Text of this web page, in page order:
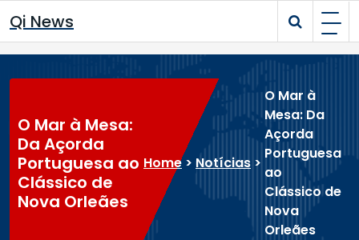
to
content
Qi News
O Mar à Mesa:
Da Açorda
Portuguesa ao
Clássico de
Nova Orleães
Home> Notícias >
O Mar à
Mesa: Da
Açorda
Portuguesa
ao
Clássico de
Nova
Orleães